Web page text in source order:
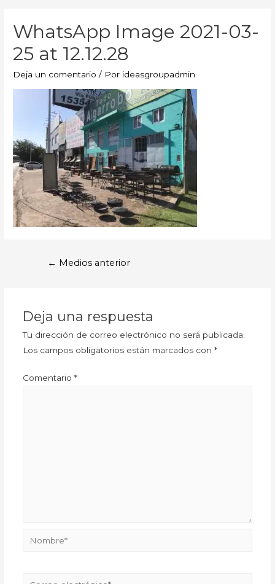
WhatsApp Image 2021-03-
25 at 12.12.28
Deja un comentario / Por ideasgroupadmin
← Medios anterior
Deja una respuesta
Tu dirección de correo electrónico no será publicada.
Los campos obligatorios están marcados con *
Comentario *